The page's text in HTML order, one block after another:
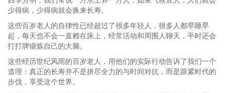
少得病，少得病就会换来长寿。
这些百岁老人的自律性已经超过了很多年轻人，很多人都早睡早
起，每天也不会一直赖在床上，经常活动和周围人聊天，平时还会
打打牌锻炼自己的大脑。
这些经历世纪风雨的百岁老人，用他们的实际行动告诉了我们一个
道理：真正的长寿并不是拼尽全力的与时间对抗，而是跟紧时代的
步伐，享受这个世界。